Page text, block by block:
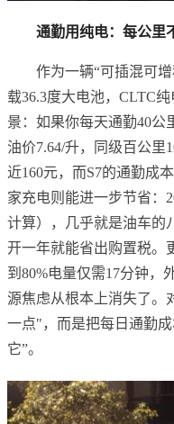
通勤用纯电：每公里
作为一辆“可插混可
载36.3度大电池，CLTC
景：如果你每天通勤40公
油价7.64/升，同级百公里
近160元，而S7的通勤成
家充电则能进一步节省：
计算），几乎就是油车的
开一年就能省出购置税。
到80%电量仅需17分钟，
源焦虑从根本上消失了。
一点"，而是把每日通勤
它”。